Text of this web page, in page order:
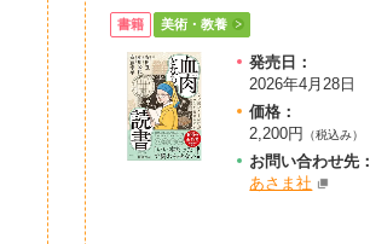
書籍 美術・教養
発売日：
2026年4月28日
価格：
2,200円
（税込み）
お問い合わせ先：
あさま社